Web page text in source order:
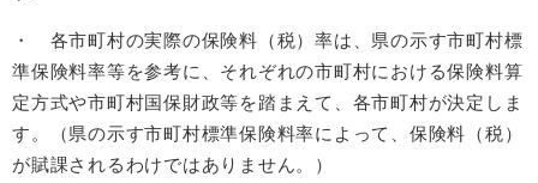
・ 各市町村の実際の保険料（税）率は、県の示す市町村標
準保険料率等を参考に、それぞれの市町村における保険料算
定方式や市町村国保財政等を踏まえて、各市町村が決定しま
す。（県の示す市町村標準保険料率によって、保険料（税）
が賦課されるわけではありません。）